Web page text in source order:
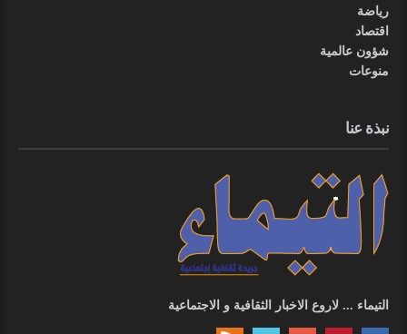
رياضة
اقتصاد
شؤون عالمية
منوعات
نبذة عنا
التيماء ... لاروع الاخبار الثقافية و الاجتماعية